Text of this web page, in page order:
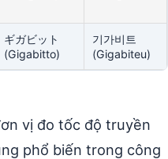
ギガビット
(Gigabitto)
기가비트
(Gigabiteu)
vị đo tốc độ truyền
phổ biến trong công